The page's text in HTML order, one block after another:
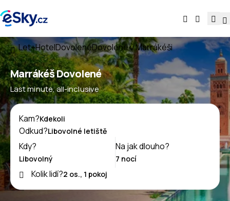
Let+HotelDovolenéDovolené v Marrákéši
Marrákéš Dovolené
Last minute, all-inclusive
Kam?
Odkud?
Kdy?
Na jak dlouho?
Kolik lidí?